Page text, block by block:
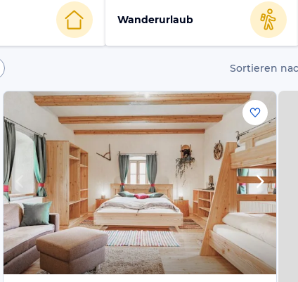
Wanderurlaub
Sortieren